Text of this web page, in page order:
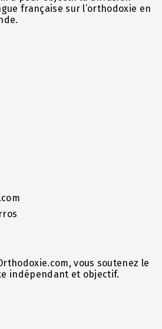
française sur l’orthodoxie en
vous soutenez le
indépendant et objectif.